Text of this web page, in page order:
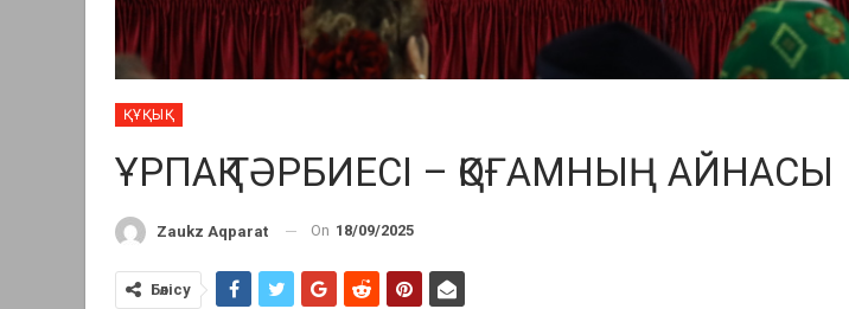
ҚҰҚЫҚ
ҰРПАҚ ТӘРБИЕСІ – ҚОҒАМНЫҢ АЙНАСЫ
Zaukz Aqparat On 18/09/2025
Бөлісу